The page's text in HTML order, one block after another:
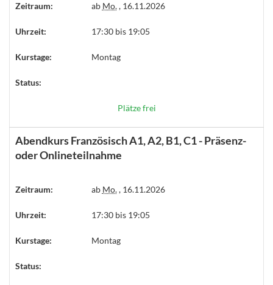
Zeitraum: ab Mo., 16.11.2026
Uhrzeit: 17:30 bis 19:05
Kurstage: Montag
Status:
Plätze frei
Abendkurs Französisch A1, A2, B1, C1 - Präsenz-
oder Onlineteilnahme
Zeitraum: ab Mo., 16.11.2026
Uhrzeit: 17:30 bis 19:05
Kurstage: Montag
Status: